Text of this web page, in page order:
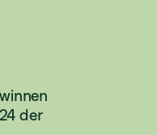
der